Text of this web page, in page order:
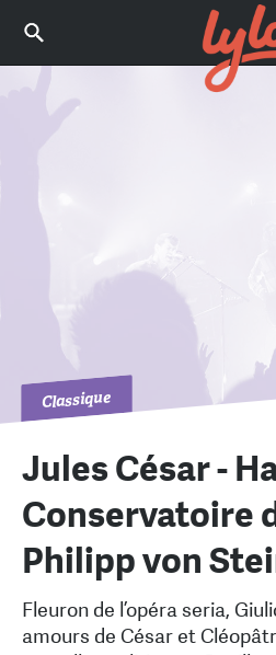
Classique
Jules César -
Conservatoire
Philipp von
Fleuron de l’opéra seria,
amours de César et